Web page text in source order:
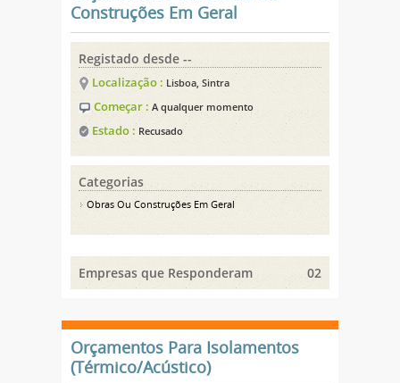
Construções Em Geral
Registado desde --
Localização : Lisboa, Sintra
Começar : A qualquer momento
Estado : Recusado
Categorias
Obras Ou Construções Em Geral
Empresas que Responderam 02
Orçamentos Para Isolamentos
(Térmico/Acústico)